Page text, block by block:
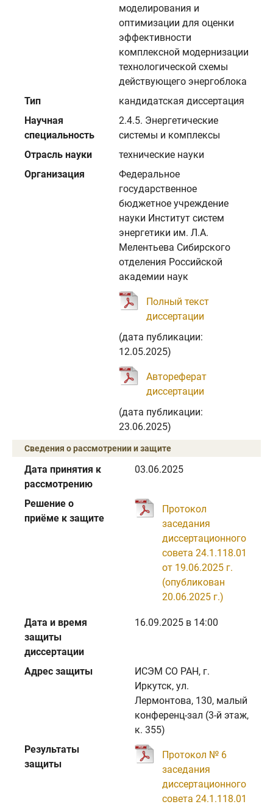
моделирования и
оптимизации для оценки
эффективности
комплексной модернизации
технологической схемы
действующего энергоблока
Тип
кандидатская диссертация
Научная
специальность
2.4.5. Энергетические
системы и комплексы
Отрасль науки
технические науки
Организация
Федеральное
государственное
бюджетное учреждение
науки Институт систем
энергетики им. Л.А.
Мелентьева Сибирского
отделения Российской
академии наук
Полный текст
диссертации
(дата публикации:
12.05.2025)
Автореферат
диссертации
(дата публикации:
23.06.2025)
Сведения о рассмотрении и защите
Дата принятия к
рассмотрению
03.06.2025
Решение о
приёме к защите
Протокол
заседания
диссертационного
совета 24.1.118.01
от 19.06.2025 г.
(опубликован
20.06.2025 г.)
Дата и время
защиты
диссертации
16.09.2025 в 14:00
Адрес защиты
ИСЭМ СО РАН, г.
Иркутск, ул.
Лермонтова, 130, малый
конференц-зал (3-й этаж,
к. 355)
Результаты
защиты
Протокол № 6
заседания
диссертационного
совета 24.1.118.01